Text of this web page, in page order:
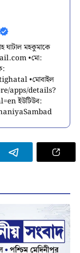
ঘাটাল মহকুমাকে
•মো:
•মোবাইল
apps/details?
ইউটিউব: